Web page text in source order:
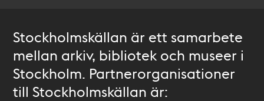
Stockholmskällan är ett samarbete
mellan arkiv, bibliotek och museer i
Stockholm. Partnerorganisationer
till Stockholmskällan är: